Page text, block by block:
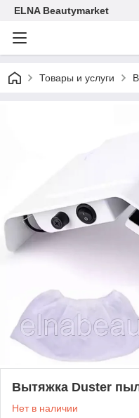
ELNA Beautymarket
Товары и услуги
Вытяжка Duster
Нет в наличии